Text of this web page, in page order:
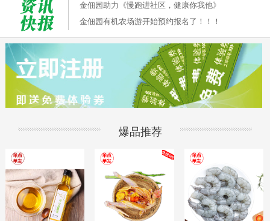
金佃园助力《慢跑进社区，健康你我他》
金佃园有机农场游开始预约报名了！！！
爆品推荐